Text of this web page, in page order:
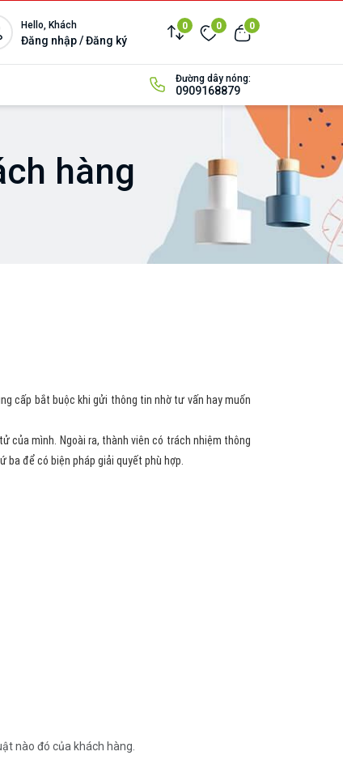
Hello, Khách
Đăng nhập / Đăng ký
0 0 0
Đường dây nóng:
0909168879
hàng
cấp bắt buộc khi gửi thông tin nhờ tư vấn hay muốn
của mình. Ngoài ra, thành viên có trách nhiệm thông
để có biện pháp giải quyết phù hợp.
nào đó của khách hàng.